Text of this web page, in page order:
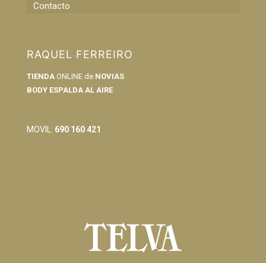
Contacto
RAQUEL FERREIRO
TIENDA ONLINE de NOVIAS
BODY ESPALDA AL AIRE
MOVIL: 690 160 421